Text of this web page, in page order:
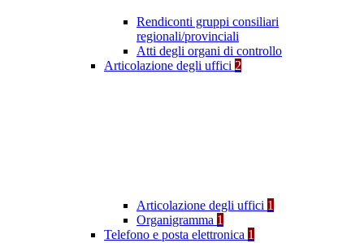
Rendiconti gruppi consiliari
regionali/provinciali
Atti degli organi di controllo
Articolazione degli uffici 2
Articolazione degli uffici 1
Organigramma 1
Telefono e posta elettronica 1